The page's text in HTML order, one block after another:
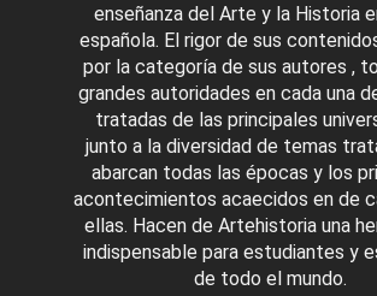
enseñanza del Arte y la Historia
española. El rigor de sus
por la categoría de sus autores ,
grandes autoridades en cada una
tratadas de las principales
junto a la diversidad de temas
abarcan todas las épocas y los
acontecimientos acaecidos en de
ellas. Hacen de Artehistoria una
indispensable para estudiantes y
de todo el mundo.